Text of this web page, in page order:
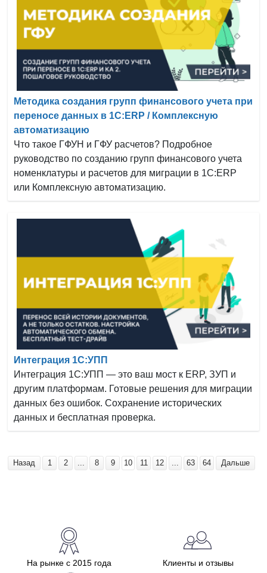
Методика создания групп финансового учета при
переносе данных в 1С:ERP / Комплексную
автоматизацию
Что такое ГФУН и ГФУ расчетов? Подробное
руководство по созданию групп финансового учета
номенклатуры и расчетов для миграции в 1С:ERP
или Комплексную автоматизацию.
Интеграция 1С:УПП
Интеграция 1С:УПП — это ваш мост к ERP, ЗУП и
другим платформам. Готовые решения для миграции
данных без ошибок. Сохранение исторических
данных и бесплатная проверка.
Назад 1 2 ... 8 9 10 11 12 ... 63 64 Дальше
На рынке с 2015 года Клиенты и отзывы